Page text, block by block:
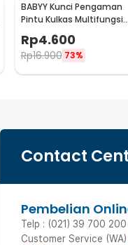
BABYY Kunci Pengaman
Pintu Kulkas Multifungsi
Adhesive Lock 2 PCS - BB7
Rp4.600
Rp16.900 73%
Contact
Pembelian
Telp : (021) 39 700 200
Customer Service (WA)